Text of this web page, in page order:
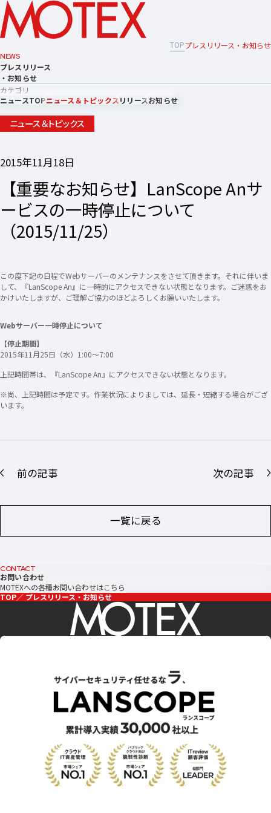
TOPプレスリリース・お知らせ
NEWS
プレスリリース
・お知らせ
カテゴリ
ニュースTOPニュース＆トピックスリリースお知らせ
ニュース＆トピックス
2015年11月18日
【重要なお知らせ】LanScope Anサ
ービスの一時停止について
（2015/11/25）
この度下記の日程でWebサーバーのメンテナンスをさせて頂きます。それに伴いま
して、『LanScope An』に一時的にアクセスできない状態となります。ご迷惑をお
かけいたしますが、ご理解ご協力のほどよろしくお願いいたします。
Webサーバー一時停止について
【停止期間】
2015年11月25日（水）1:00～7:00
上記時間帯は、『LanScope An』にアクセスできない状態となります。
※尚、上記時間は予定です。作業状況によりましては、延長・短縮する場合がござ
います。
前の記事
一覧に戻る
次の記事
CONTACT
お問い合わせ
MOTEXへの各種お問い合わせはこちら
TOP
プレスリリース・お知らせ